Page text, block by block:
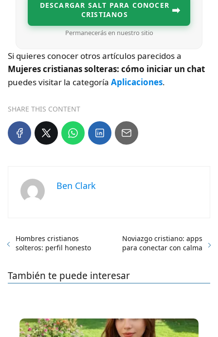
DESCARGAR SALT PARA CONOCER
CRISTIANOS
➡
Permanecerás en nuestro sitio
Si quieres conocer otros artículos parecidos a
Mujeres cristianas solteras: cómo iniciar un chat
puedes visitar la categoría Aplicaciones.
SHARE THIS CONTENT
Ben Clark
Hombres cristianos
solteros: perfil honesto
Noviazgo cristiano: apps
para conectar con calma
También te puede interesar